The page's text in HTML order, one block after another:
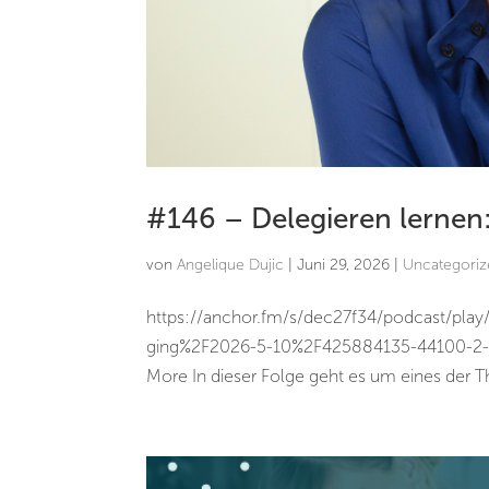
#146 – Delegieren
vonAngelique Dujic |Juni 29, 2026
https://anchor.fm/s/dec27f34/podcast/play/
ging%2F2026-5-10%2F425884135-44100-
More In dieser Folge geht es um eines der